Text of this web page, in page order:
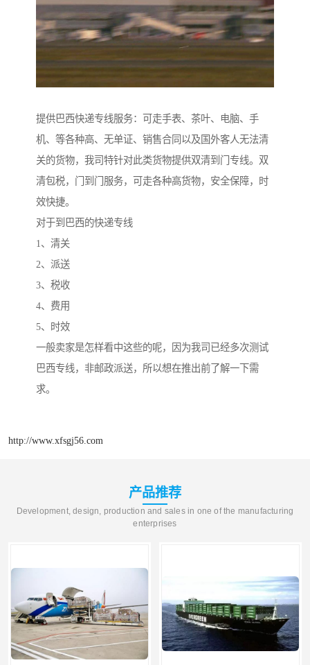
提供巴西快递专线服务：可走手表、茶叶、电脑、手
机、等各种高、无单证、销售合同以及国外客人无法清
关的货物，我司特针对此类货物提供双清到门专线。双
清包税，门到门服务，可走各种高货物，安全保障，时
效快捷。
对于到巴西的快递专线
1、清关
2、派送
3、税收
4、费用
5、时效
一般卖家是怎样看中这些的呢，因为我司已经多次测试
巴西专线，非邮政派送，所以想在推出前了解一下需
求。
http://www.xfsgj56.com
产品推荐
Development, design, production and sales in one of the manufacturing
enterprises